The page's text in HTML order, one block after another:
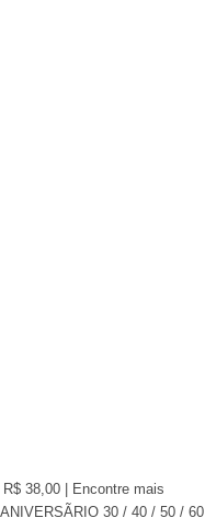
38,00 | Encontre mais
30 / 40 / 50 / 60